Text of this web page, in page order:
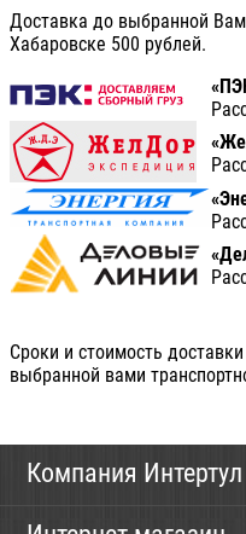
Доставка до выбранной
Хабаровске 500 рублей.
Сроки и стоимость
выбранной вами
Компания Интертул